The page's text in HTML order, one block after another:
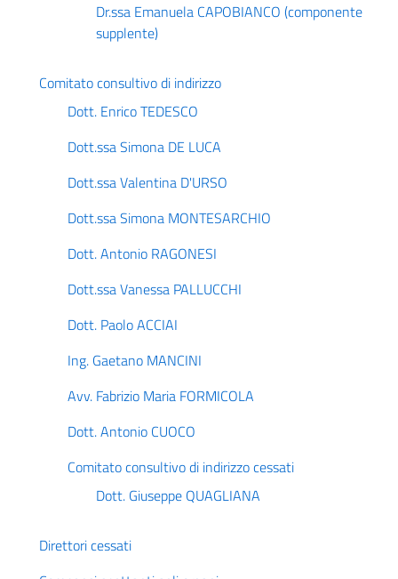
Dr.ssa Emanuela CAPOBIANCO (componente
supplente)
Comitato consultivo di indirizzo
Dott. Enrico TEDESCO
Dott.ssa Simona DE LUCA
Dott.ssa Valentina D'URSO
Dott.ssa Simona MONTESARCHIO
Dott. Antonio RAGONESI
Dott.ssa Vanessa PALLUCCHI
Dott. Paolo ACCIAI
Ing. Gaetano MANCINI
Avv. Fabrizio Maria FORMICOLA
Dott. Antonio CUOCO
Comitato consultivo di indirizzo cessati
Dott. Giuseppe QUAGLIANA
Direttori cessati